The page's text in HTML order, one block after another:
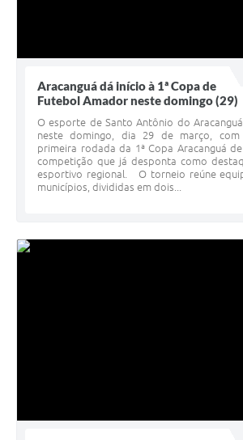
Aracanguá dá início à 1ª Copa de
Futebol Amador neste domingo (29)
O esporte de Santo Antônio do
neste domingo, dia 29 de março,
primeira rodada da 1ª Copa Aracanguá
competição que já desponta como
esportivo regional. O torneio reúne
municípios, divididas em dois...